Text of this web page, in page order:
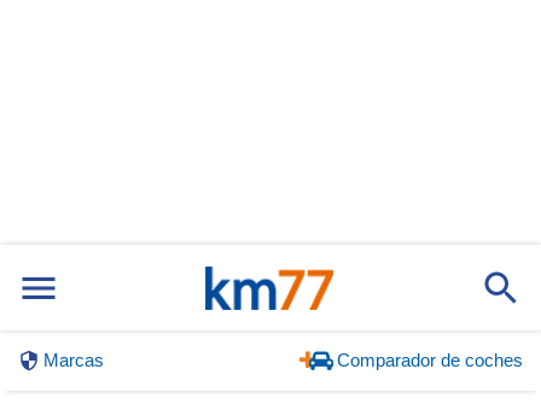
Marcas Comparador de coches